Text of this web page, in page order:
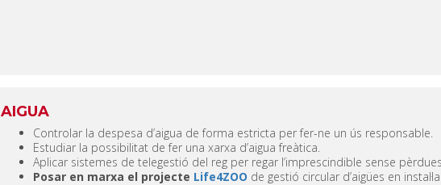
AIGUA
Controlar la despesa d’aigua de forma estricta per fer-ne un ús responsable.
Estudiar la possibilitat de fer una xarxa d’aigua freàtica.
Aplicar sistemes de telegestió del reg per regar l’imprescindible sense
Posar en marxa el projecte Life4ZOO de gestió circular d’aigües en